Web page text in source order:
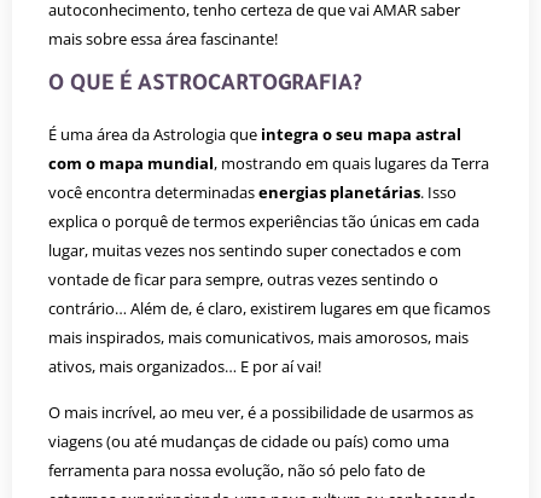
autoconhecimento, tenho certeza de que vai AMAR saber
mais sobre essa área fascinante!
O QUE É ASTROCARTOGRAFIA?
É uma área da Astrologia que integra o seu mapa astral
com o mapa mundial, mostrando em quais lugares da Terra
você encontra determinadasenergias planetárias. Isso
explica o porquê de termos experiências tão únicas em cada
lugar, muitas vezes nos sentindo super conectados e com
vontade de ficar para sempre, outras vezes sentindo o
contrário… Além de, é claro, existirem lugares em que ficamos
mais inspirados, mais comunicativos, mais amorosos, mais
ativos, mais organizados… E por aí vai!
O mais incrível, ao meu ver, é a possibilidade de usarmos as
viagens (ou até mudanças de cidade ou país) como uma
ferramenta para nossa evolução, não só pelo fato de